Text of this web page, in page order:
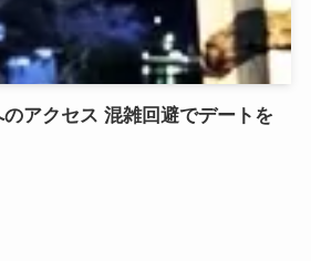
アクセス 混雑回避でデートを